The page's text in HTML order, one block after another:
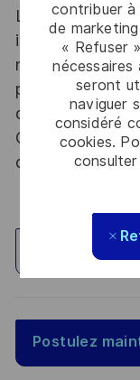
contribuer
de
« Refuser
seront
naviguer
considéré
cookies.
Le poste
informations
nationale, la
procédure
dispositions des
Code de la
du 09 août 2021.
Explorez un
Postulez